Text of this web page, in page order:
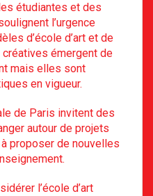
étudiantes et des
l’urgence
d’école d’art et de
émergent de
mais elles sont
en vigueur.
de Paris invitent des
autour de projets
proposer de nouvelles
l’école d’art